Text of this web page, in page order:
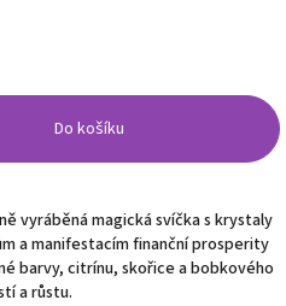
Do košíku
vyráběná magická svíčka s krystaly
a manifestacím finanční prosperity
barvy, citrínu, skořice a bobkového
a růstu.